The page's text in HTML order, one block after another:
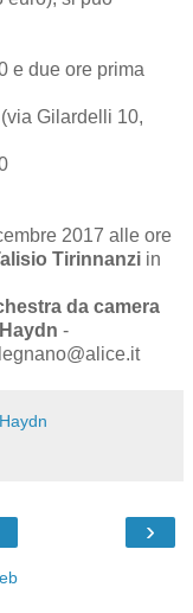
e due ore prima
(via Gilardelli 10,
2017 alle ore
Tirinnanzi in
da camera
-
›